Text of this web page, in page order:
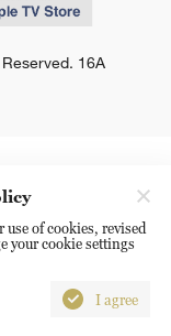
16A
of cookies, revised
your cookie settings
I agree